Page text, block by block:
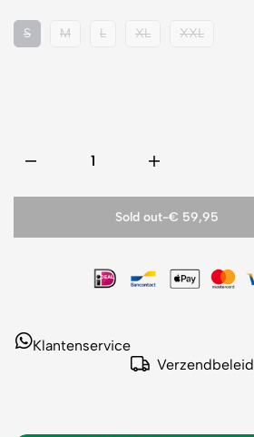
S M L XL XXL
Sold out-€ 59,95
Klantenservice
Verzendbeleid